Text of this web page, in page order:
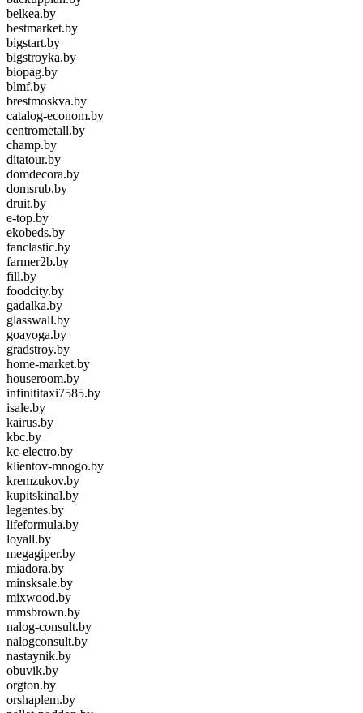
belkea.by
bestmarket.by
bigstart.by
bigstroyka.by
biopag.by
blmf.by
brestmoskva.by
catalog-econom.by
centrometall.by
champ.by
ditatour.by
domdecora.by
domsrub.by
druit.by
e-top.by
ekobeds.by
fanclastic.by
farmer2b.by
fill.by
foodcity.by
gadalka.by
glasswall.by
goayoga.by
gradstroy.by
home-market.by
houseroom.by
infinititaxi7585.by
isale.by
kairus.by
kbc.by
kc-electro.by
klientov-mnogo.by
kremzukov.by
kupitskinal.by
legentes.by
lifeformula.by
loyall.by
megagiper.by
miadora.by
minsksale.by
mixwood.by
mmsbrown.by
nalog-consult.by
nalogconsult.by
nastaynik.by
obuvik.by
orgton.by
orshaplem.by